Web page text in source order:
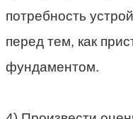
потребность
перед тем, как
фундаментом.